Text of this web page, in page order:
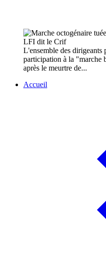
L'ensemble des dirigeants
participation à la "marche
après le meurtre de...
Accueil